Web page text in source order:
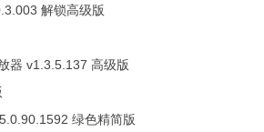
解锁高级版
器 v1.3.5.137 高级版
绿色精简版